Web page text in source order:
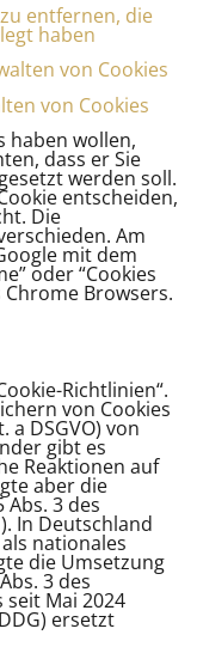
entfernen, die
haben
von Cookies
von Cookies
haben wollen,
dass er Sie
werden soll.
entscheiden,
Die
Am
mit dem
oder “Cookies
Browsers.
Richtlinien“.
von Cookies
a DSGVO) von
gibt es
Reaktionen auf
aber die
3 des
In Deutschland
nationales
die Umsetzung
3 des
seit Mai 2024
ersetzt